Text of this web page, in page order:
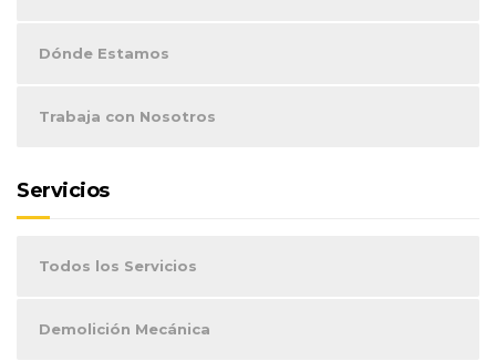
Dónde Estamos
Trabaja con Nosotros
Servicios
Todos los Servicios
Demolición Mecánica